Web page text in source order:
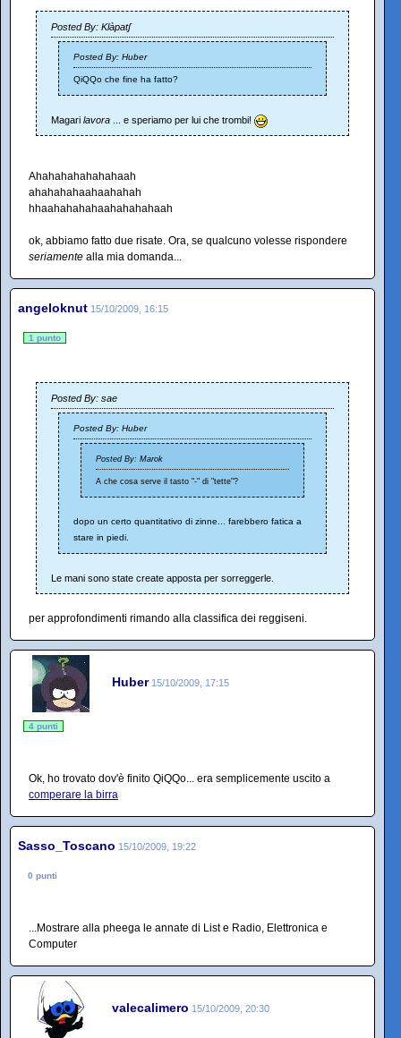
Posted By: Klàpatʃ
Posted By: Huber
QiQQo che fine ha fatto?
Magari lavora ... e speriamo per lui che trombi!
Ahahahahahahahaah
ahahahahaahaahahah
hhaahahahahaahahahahaah
ok, abbiamo fatto due risate. Ora, se qualcuno volesse rispondere
seriamente alla mia domanda...
angeloknut 15/10/2009, 16:15
1 punto
Posted By: sae
Posted By: Huber
Posted By: Marok
A che cosa serve il tasto "-" di "tette"?
dopo un certo quantitativo di zinne... farebbero fatica a
stare in piedi.
Le mani sono state create apposta per sorreggerle.
per approfondimenti rimando alla classifica dei reggiseni.
Huber 15/10/2009, 17:15
4 punti
Ok, ho trovato dov'è finito QiQQo... era semplicemente uscito a
comperare la birra
Sasso_Toscano 15/10/2009, 19:22
0 punti
...Mostrare alla pheega le annate di List e Radio, Elettronica e
Computer
valecalimero 15/10/2009, 20:30